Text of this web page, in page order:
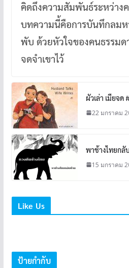
คิดถึงความสัมพันธ์ระหว่าง
บทความนี้คือการบันทึกลมห
พับ ด้วยหัวใจของคนธรรม
จดจำเขาไว้
ผัวเล่า เมียจด
22 มกราคม
พาช้างไทยกลั
15 มกราคม
Like Us
ป้ายกำกับ